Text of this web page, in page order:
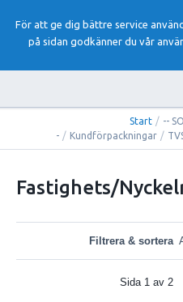
För att ge dig bättre service
på sidan godkänner du vår
Start / --
- / Kundförpackningar /
Fastighets/
Filtrera & sortera
Sida 1 av 2